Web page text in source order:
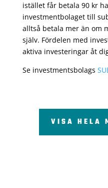
istället får betala 90 kr
investmentbolaget till
alltså betala mer än om
själv. Fördelen med
aktiva investeringar åt
Se investmentsbolags
VISA HELA